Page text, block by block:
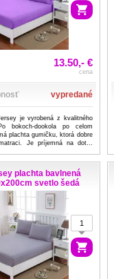
13.50,- €
cena
vypredané
je vyrobená z kvalitného
bokoch-dookola po celom
plachta gumičku, ktorá dobre
Je príjemná na dot...
plachta bavlnená
svetlo šedá